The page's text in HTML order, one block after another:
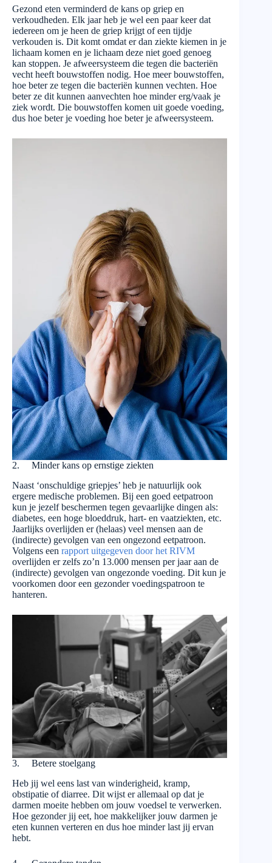
Gezond eten verminderd de kans op griep en
verkoudheden. Elk jaar heb je wel een paar keer dat
iedereen om je heen de griep krijgt of een tijdje
verkouden is. Dit komt omdat er dan ziekte kiemen in je
lichaam komen en je lichaam deze niet goed genoeg
kan stoppen. Je afweersysteem die tegen die bacteriën
vecht heeft bouwstoffen nodig. Hoe meer bouwstoffen,
hoe beter ze tegen die bacteriën kunnen vechten. Hoe
beter ze dit kunnen aanvechten hoe minder erg/vaak je
ziek wordt. Die bouwstoffen komen uit goede voeding,
dus hoe beter je voeding hoe beter je afweersysteem.
2. Minder kans op ernstige ziekten
Naast ‘onschuldige griepjes’ heb je natuurlijk ook
ergere medische problemen. Bij een goed eetpatroon
kun je jezelf beschermen tegen gevaarlijke dingen als:
diabetes, een hoge bloeddruk, hart- en vaatziekten, etc.
Jaarlijks overlijden er (helaas) veel mensen aan de
(indirecte) gevolgen van een ongezond eetpatroon.
Volgens een rapport uitgegeven door het RIVM
overlijden er zelfs zo’n 13.000 mensen per jaar aan de
(indirecte) gevolgen van ongezonde voeding. Dit kun je
voorkomen door een gezonder voedingspatroon te
hanteren.
3. Betere stoelgang
Heb jij wel eens last van winderigheid, kramp,
obstipatie of diarree. Dit wijst er allemaal op dat je
darmen moeite hebben om jouw voedsel te verwerken.
Hoe gezonder jij eet, hoe makkelijker jouw darmen je
eten kunnen verteren en dus hoe minder last jij ervan
hebt.